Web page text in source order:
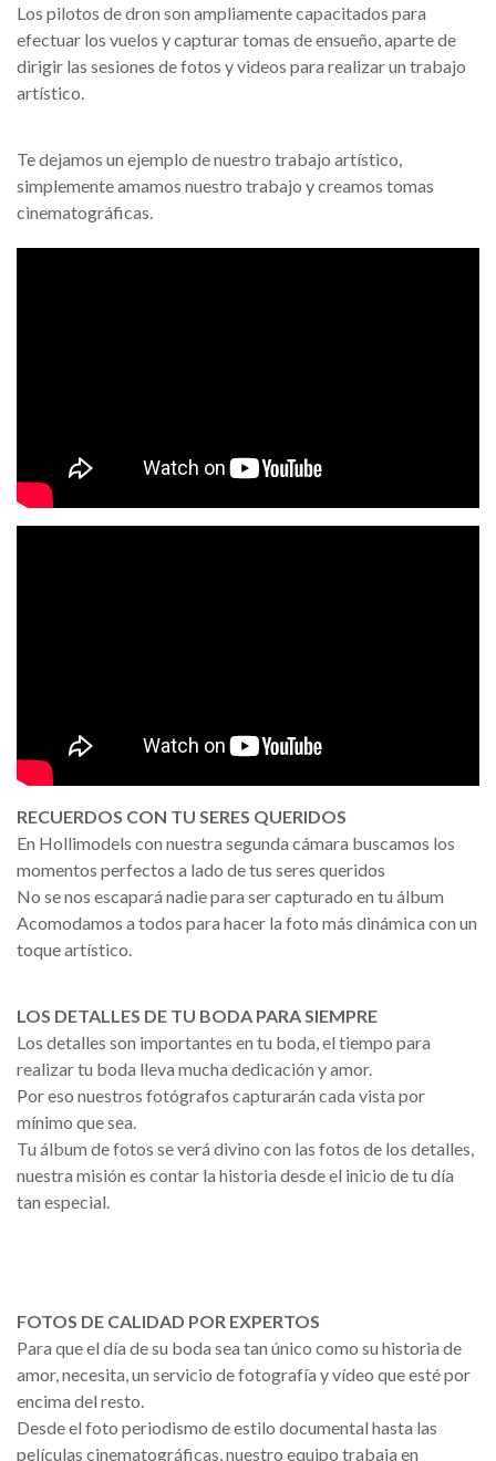
Los pilotos de dron son ampliamente capacitados para
efectuar los vuelos y capturar tomas de ensueño, aparte de
dirigir las sesiones de fotos y videos para realizar un trabajo
artístico.
Te dejamos un ejemplo de nuestro trabajo artístico,
simplemente amamos nuestro trabajo y creamos tomas
cinematográficas.
RECUERDOS CON TU SERES QUERIDOS
En Hollimodels con nuestra segunda cámara buscamos los
momentos perfectos a lado de tus seres queridos
No se nos escapará nadie para ser capturado en tu álbum
Acomodamos a todos para hacer la foto más dinámica con un
toque artístico.
LOS DETALLES DE TU BODA PARA SIEMPRE
Los detalles son importantes en tu boda, el tiempo para
realizar tu boda lleva mucha dedicación y amor.
Por eso nuestros fotógrafos capturarán cada vista por
mínimo que sea.
Tu álbum de fotos se verá divino con las fotos de los detalles,
nuestra misión es contar la historia desde el inicio de tu día
tan especial.
FOTOS DE CALIDAD POR EXPERTOS
Para que el día de su boda sea tan único como su historia de
amor, necesita, un servicio de fotografía y vídeo que esté por
encima del resto.
Desde el foto periodismo de estilo documental hasta las
películas cinematográficas, nuestro equipo trabaja en